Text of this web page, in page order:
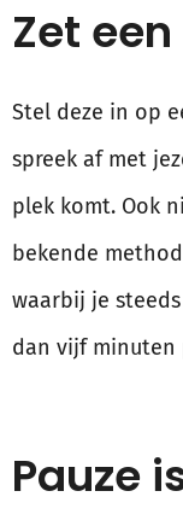
Zet
Stel deze in op
spreek af met
plek komt. Ook
bekende
waarbij je
dan vijf minuten
Pauze